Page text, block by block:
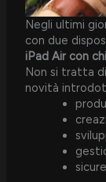
Negli ultimi
con due
iPad Air con
Non si tratta
novità